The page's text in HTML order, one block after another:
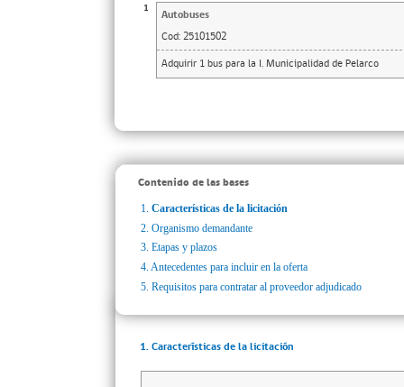
1
Autobuses
Cod: 25101502
Adquirir 1 bus para la I. Municipalidad de Pelarco
Contenido de las bases
1. Características de la licitación
2. Organismo demandante
3. Etapas y plazos
4. Antecedentes para incluir en la oferta
5. Requisitos para contratar al proveedor adjudicado
1. Características de la licitación